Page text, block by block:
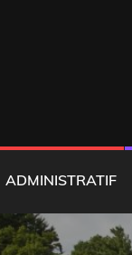
ADMINISTRATIF